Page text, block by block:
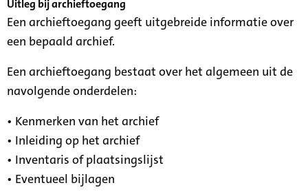
Uitleg bij archieftoegang
Een archieftoegang geeft uitgebreide informatie over
een bepaald archief.
Een archieftoegang bestaat over het algemeen uit de
navolgende onderdelen:
• Kenmerken van het archief
• Inleiding op het archief
• Inventaris of plaatsingslijst
• Eventueel bijlagen